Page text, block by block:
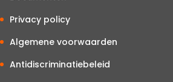
Privacy policy
Algemene voorwaarden
Antidiscriminatiebeleid